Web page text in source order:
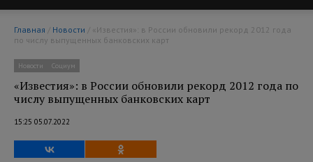
Главная / Новости
по числу выпущенных банковских карт
Новости Социум
«Известия»: в России обновили рекорд 2012 года по
числу выпущенных банковских карт
15:25 05.07.2022